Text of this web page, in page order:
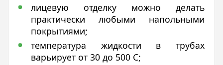
лицевую отделку можно делать
практически любыми напольными
покрытиями;
температура жидкости в трубах
варьирует от 30 до 500 С;